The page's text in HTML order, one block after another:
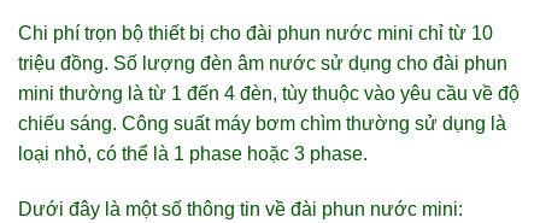
Chi phí trọn bộ thiết bị cho đài phun nước mini chỉ từ 10
triệu đồng. Số lượng đèn âm nước sử dụng cho đài phun
mini thường là từ 1 đến 4 đèn, tùy thuộc vào yêu cầu về độ
chiếu sáng. Công suất máy bơm chìm thường sử dụng là
loại nhỏ, có thể là 1 phase hoặc 3 phase.
Dưới đây là một số thông tin về đài phun nước mini: